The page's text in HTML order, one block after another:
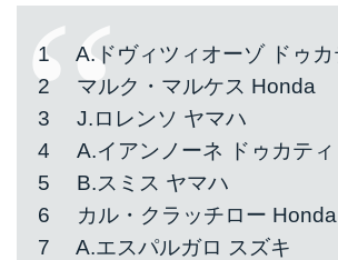
1 A.ドヴィツィオーゾ ドゥカ
2 マルク・マルケス Honda
3 J.ロレンソ ヤマハ
4 A.イアンノーネ ドゥカティ
5 B.スミス ヤマハ
6 カル・クラッチロー Honda
7 A.エスパルガロ スズキ